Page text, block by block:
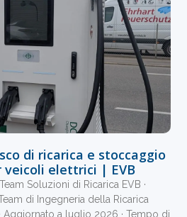
di ricarica e stoccaggio
elettrici | EVB
Soluzioni di Ricarica EVB ·
di Ingegneria della Ricarica
Aggiornato a luglio 2026 · Tempo di